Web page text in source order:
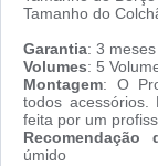
Tamanho do
Garantia: 3 meses
Volumes: 5
Montagem: O
todos acessórios.
feita por um
Recomendação
úmido